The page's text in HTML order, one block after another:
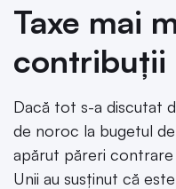
Taxe mai
contribuții
Dacă tot s-a discutat
de noroc la bugetul
apărut păreri contrare
Unii au susținut că